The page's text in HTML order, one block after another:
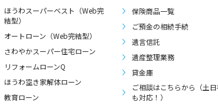
ほうわスーパーベスト（Web完
結型）
オートローン（Web完結型）
さわやかスーパー住宅ローン
リフォームローンQ
ほうわ空き家解体ローン
教育ローン
保険商品一覧
ご預金の相続手続
遺言信託
遺産整理業務
貸金庫
ご相談はこちらから（土
も対応！）